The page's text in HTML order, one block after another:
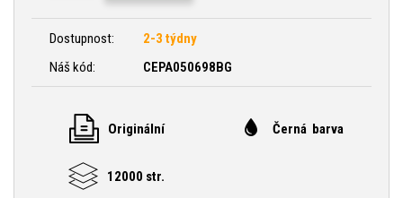
Dostupnost:
2-3 týdny
Náš kód:
CEPA050698BG
Originální Černá barva
12000 str.